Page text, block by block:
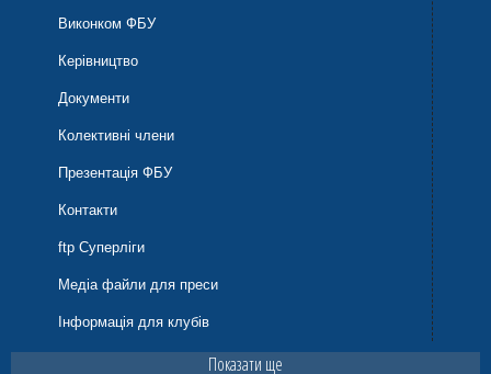
Виконком ФБУ
Керівництво
Документи
Колективні члени
Презентація ФБУ
Контакти
ftp Суперліги
Медіа файли для преси
Інформація для клубів
Показати ще